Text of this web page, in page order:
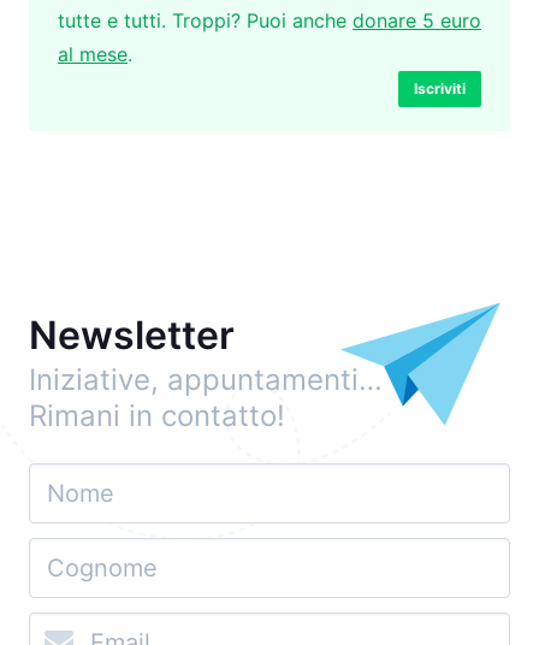
tutte e tutti. Troppi? Puoi anche donare 5 euro
al mese.
Iscriviti
Newsletter
Iniziative, appuntamenti…
Rimani in contatto!